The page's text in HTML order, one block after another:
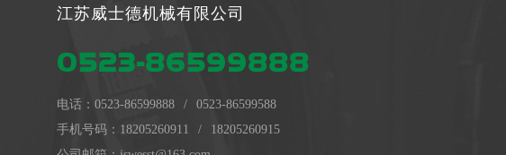
江苏威士德机械有限公司
0523-86599888
电话： 0523-86599888 /
0523-86599588
手机号码： 18205260911 /
18205260915